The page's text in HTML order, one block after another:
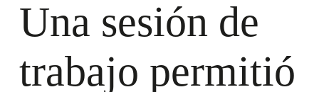
Una sesión de
trabajo permitió